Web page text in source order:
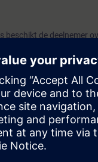
beschikt de deelnemer
nieuwe projecten met
engineers die de
nieuwe functionaliteiten
van